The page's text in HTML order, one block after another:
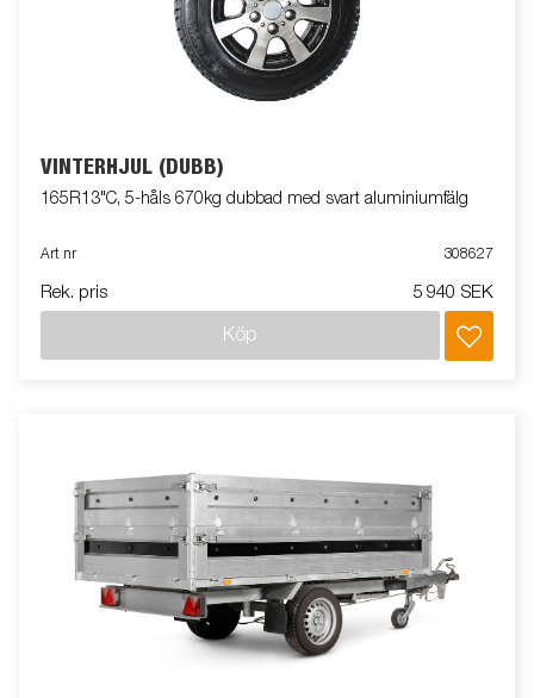
VINTERHJUL (DUBB)
165R13"C, 5-håls 670kg dubbad med svart aluminiumfälg
Art nr 308627
Rek. pris 5 940 SEK
Köp